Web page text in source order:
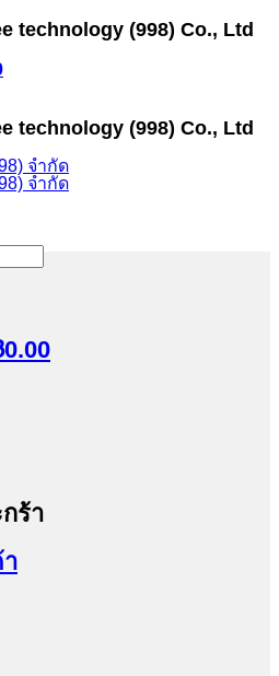
technology (998) Co., Ltd
technology (998) Co., Ltd
0.00
ร้า